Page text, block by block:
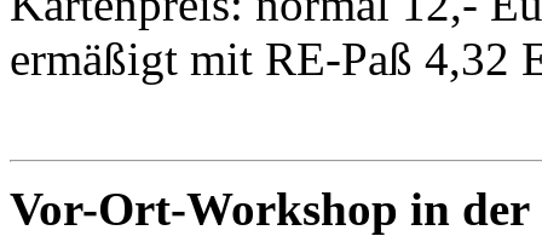
ermäßigt mit RE-Paß 4,32
Vor-Ort-Workshop in der